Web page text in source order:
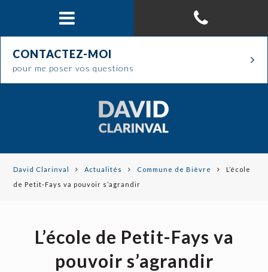
CONTACTEZ-MOI
pour me poser vos questions
David Clarinval Actualités Commune de Bièvre
L’école
de Petit-Fays va pouvoir s’agrandir
L’école de Petit-Fays va
pouvoir s’agrandir